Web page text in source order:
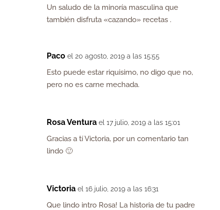
Un saludo de la minoría masculina que
también disfruta «cazando» recetas .
Paco el 20 agosto, 2019 a las 15:55
Esto puede estar riquisimo, no digo que no,
pero no es carne mechada.
Rosa Ventura el 17 julio, 2019 a las 15:01
Gracias a tí Victoria, por un comentario tan
lindo 🙂
Victoria el 16 julio, 2019 a las 16:31
Que lindo intro Rosa! La historia de tu padre